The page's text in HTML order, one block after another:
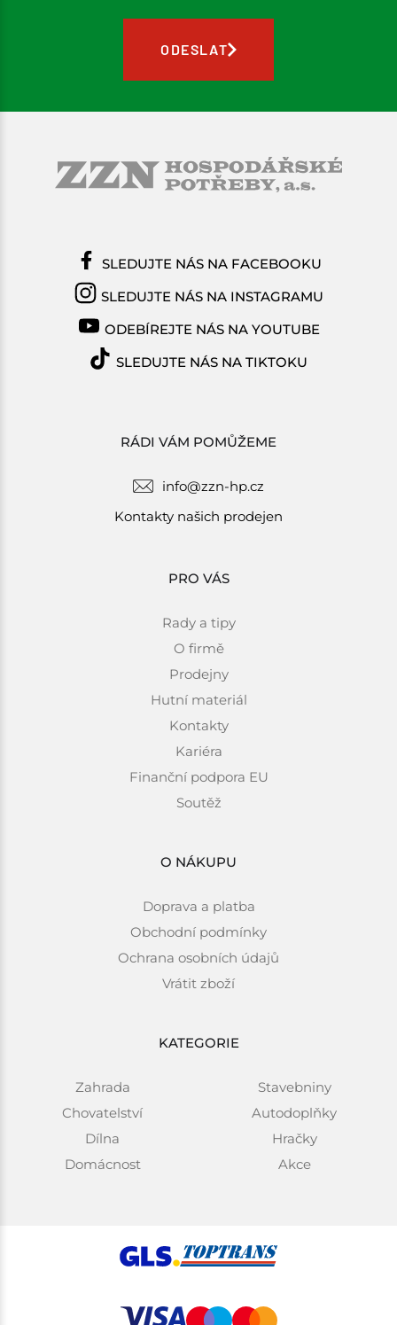
ODESLAT
RÁDI VÁM POMŮŽEME
info@zzn-hp.cz
Kontakty našich prodejen
PRO VÁS
Rady a tipy
O firmě
Prodejny
Hutní materiál
Kontakty
Kariéra
Finanční podpora EU
Soutěž
O NÁKUPU
Doprava a platba
Obchodní podmínky
Ochrana osobních údajů
Vrátit zboží
KATEGORIE
Zahrada
Chovatelství
Dílna
Domácnost
Stavebniny
Autodoplňky
Hračky
Akce
SLEDUJTE NÁS NA FACEBOOKU
SLEDUJTE NÁS NA INSTAGRAMU
ODEBÍREJTE NÁS NA YOUTUBE
SLEDUJTE NÁS NA TIKTOKU